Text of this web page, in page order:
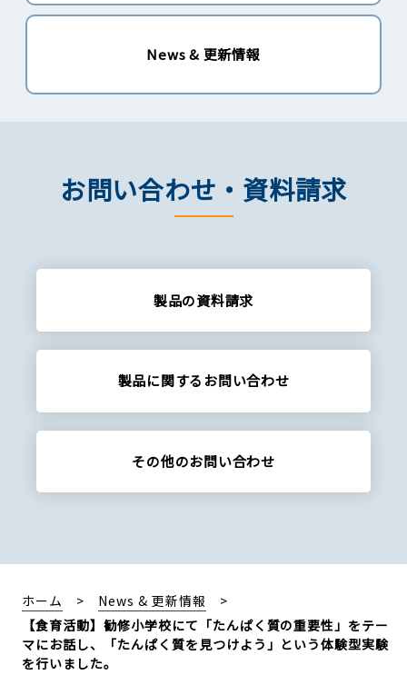
News & 更新情報
お問い合わせ・資料請求
製品の資料請求
製品に関するお問い合わせ
その他のお問い合わせ
ホーム
News & 更新情報
【食育活動】勧修小学校にて「たんぱく質の重要性」をテー
マにお話し、「たんぱく質を見つけよう」という体験型実験
を行いました。